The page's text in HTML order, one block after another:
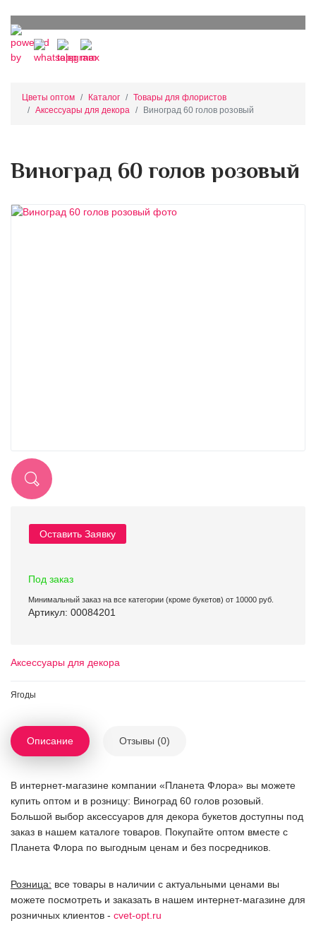
Цветы оптом Каталог
Товары для флористов
Аксессуары для декора
Виноград 60 голов розовый
Виноград 60 голов розовый
Оставить Заявку
Под заказ
Минимальный заказ на все категории (кроме букетов) от 10000 руб.
Артикул: 00084201
Аксессуары для декора
Ягоды
Описание Отзывы (0)
В интернет-магазине компании «Планета Флора» вы можете
купить оптом и в розницу: Виноград 60 голов розовый.
Большой выбор аксессуаров для декора букетов доступны под
заказ в нашем каталоге товаров. Покупайте оптом вместе с
Планета Флора по выгодным ценам и без посредников.
Розница: все товары в наличии с актуальными ценами вы
можете посмотреть и заказать в нашем интернет-магазине для
розничных клиентов - cvet-opt.ru